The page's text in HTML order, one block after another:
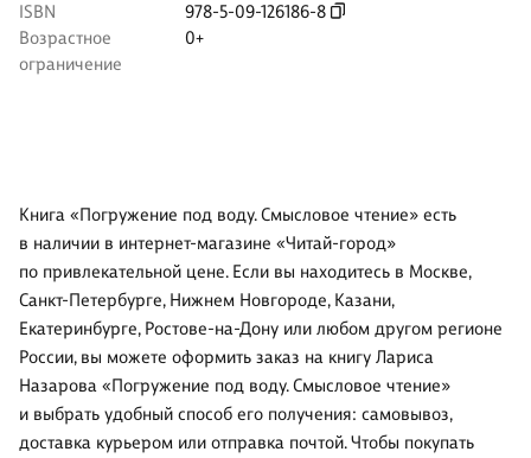
ISBN
978-5-09-126186-8
Возрастное
ограничение
0+
Книга «Погружение под воду. Смысловое чтение» есть
в наличии в интернет-магазине «Читай-город»
по привлекательной цене. Если вы находитесь в Москве,
Санкт-Петербурге, Нижнем Новгороде, Казани,
Екатеринбурге, Ростове-на-Дону или любом другом регионе
России, вы можете оформить заказ на книгу Лариса
Назарова «Погружение под воду. Смысловое чтение»
и выбрать удобный способ его получения: самовывоз,
доставка курьером или отправка почтой. Чтобы покупать